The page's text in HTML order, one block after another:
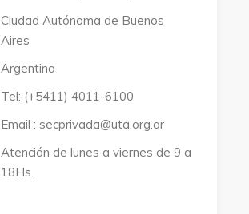
Ciudad Autónoma de Buenos
Aires
Argentina
Tel: (+5411) 4011-6100
Email : secprivada@uta.org.ar
Atención de lunes a viernes de 9 a
18Hs.